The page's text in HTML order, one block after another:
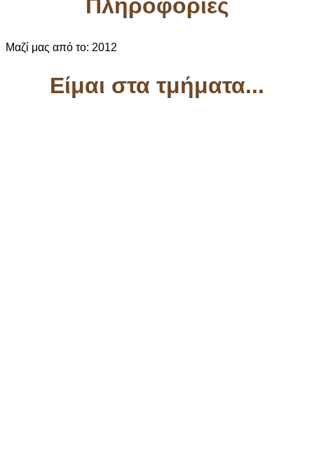
Πληροφορίες
Μαζί μας από το: 2012
Είμαι στα τμήματα...